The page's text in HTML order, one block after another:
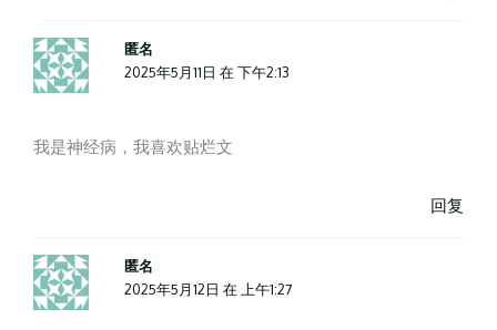
匿名
2025年5月11日 在 下午2:13
我是神经病，我喜欢贴烂文
回复
匿名
2025年5月12日 在 上午1:27